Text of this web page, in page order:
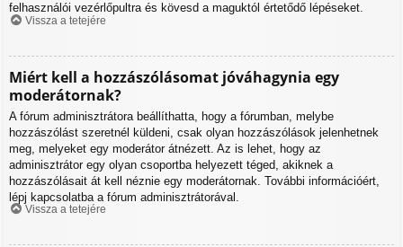
felhasználói vezérlőpultra és kövesd a maguktól értetődő lépéseket.
Vissza a tetejére
Miért kell a hozzászólásomat jóváhagynia egy
moderátornak?
A fórum adminisztrátora beállíthatta, hogy a fórumban, melybe
hozzászólást szeretnél küldeni, csak olyan hozzászólások jelenhetnek
meg, melyeket egy moderátor átnézett. Az is lehet, hogy az
adminisztrátor egy olyan csoportba helyezett téged, akiknek a
hozzászólásait át kell néznie egy moderátornak. További információért,
lépj kapcsolatba a fórum adminisztrátorával.
Vissza a tetejére